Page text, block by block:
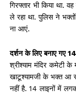
ग‍िरफ्तार भी क‍िया था.
ले रहा था. पुलिस ने
ना आएं.
दर्शन के लिए बनाए गए
श्रीश्याम मंदिर कमेटी के
खाटूश्यामजी के भक्त आ
नहीं है. 14 लाइनों में